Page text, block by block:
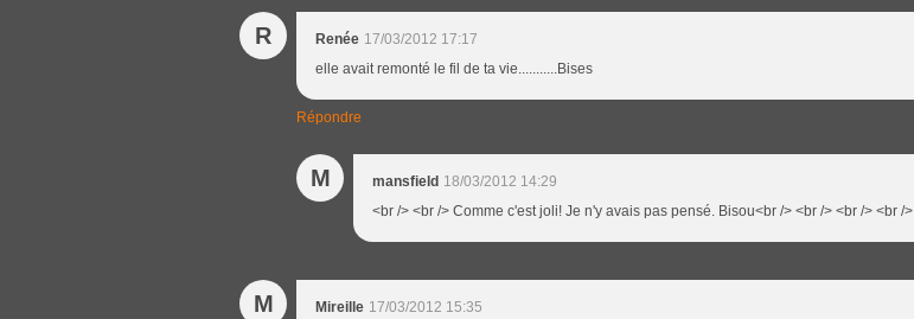
R Renée 17/03/2012 17:17
elle avait remonté le fil de ta vie...........Bises
Répondre
M mansfield 18/03/2012 14:29
<br /> <br /> Comme c'est joli! Je n'y avais pas pensé. Bisou<br /> <br /> <br /> <br />
M Mireille 17/03/2012 15:35